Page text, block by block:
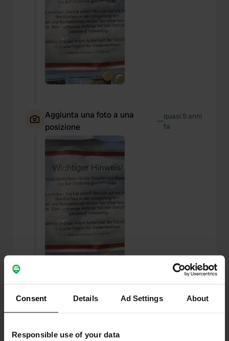
Consent Details Ad Settings About
Responsible use of your data
Aggiunta una foto a una
posizione
—quasi 5 anni
fa
Aggiunta una foto a una
— quasi 5 anni